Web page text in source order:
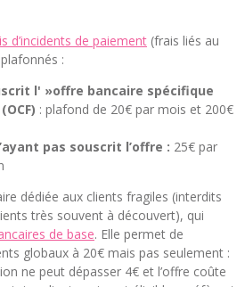
d’incidents de paiement (frais liés au
:
l' »offre bancaire spécifique
: plafond de 20€ par mois et 200€
pas souscrit l’offre : 25€ par
dédiée aux clients fragiles (interdits
très souvent à découvert), qui
de base. Elle permet de
globaux à 20€ mais pas seulement :
ne peut dépasser 4€ et l’offre coûte